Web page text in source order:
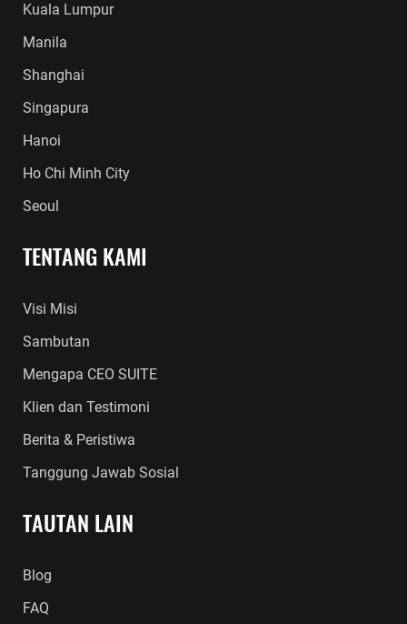
Kuala Lumpur
Manila
Shanghai
Singapura
Hanoi
Ho Chi Minh City
Seoul
TENTANG KAMI
Visi Misi
Sambutan
Mengapa CEO SUITE
Klien dan Testimoni
Berita & Peristiwa
Tanggung Jawab Sosial
TAUTAN LAIN
Blog
FAQ